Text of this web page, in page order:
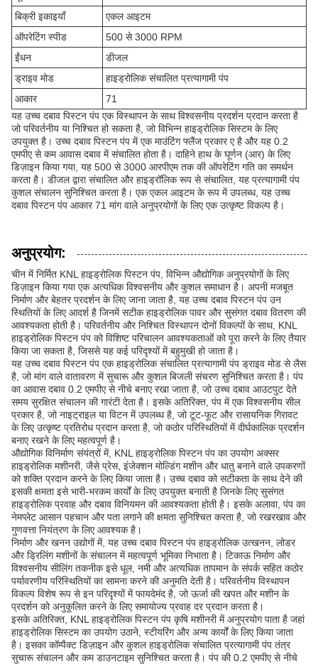
बिक्री इकाइयाँ
एकल आइटम
ऑपरेटिंग स्पीड
500 से 3000 RPM
ईंधन
डीजल
ड्राइव मोड
हाइड्रोलिक संचालित प्रत्यागामी पंप
आकार
71
यह उच्च दबाव पिस्टन पंप एक विस्थापन के साथ विश्वसनीय प्रदर्शन प्रदान करता है
जो परिवर्तनीय या निश्चित हो सकता है, जो विभिन्न हाइड्रोलिक सिस्टम के लिए
उपयुक्त है। उच्च दबाव पिस्टन पंप में एक माउंटिंग फ्लैंज प्रकार ए है और यह 0.2
एमपीए से कम आवास दबाव में संचालित होता है। दाहिने हाथ के घूर्णन (आर) के लिए
डिज़ाइन किया गया, यह 500 से 3000 आरपीएम तक की ऑपरेटिंग गति का समर्थन
करता है। डीजल द्वारा संचालित और हाइड्रॉलिक रूप से संचालित, यह प्रत्यागामी पंप
कुशल संचालन सुनिश्चित करता है। एक एकल आइटम के रूप में उपलब्ध, यह उच्च
दबाव पिस्टन पंप आकार 71 मांग वाले अनुप्रयोगों के लिए एक उत्कृष्ट विकल्प है।
अनुप्रयोग:
चीन में निर्मित KNL हाइड्रोलिक पिस्टन पंप, विभिन्न औद्योगिक अनुप्रयोगों के लिए
डिज़ाइन किया गया एक अत्यधिक विश्वसनीय और कुशल समाधान है। अपनी मजबूत
निर्माण और बेहतर प्रदर्शन के लिए जाना जाता है, यह उच्च दबाव पिस्टन पंप उन
स्थितियों के लिए आदर्श है जिनमें सटीक हाइड्रोलिक पावर और सुसंगत दबाव वितरण की
आवश्यकता होती है। परिवर्तनीय और निश्चित विस्थापन दोनों विकल्पों के साथ, KNL
हाइड्रोलिक पिस्टन पंप को विशिष्ट परिचालन आवश्यकताओं को पूरा करने के लिए तैयार
किया जा सकता है, जिससे यह कई परिदृश्यों में बहुमुखी हो जाता है।
यह उच्च दबाव पिस्टन पंप एक हाइड्रोलिक संचालित प्रत्यागामी पंप ड्राइव मोड से लैस
है, जो मांग वाले वातावरण में सुचारू और कुशल बिजली संचरण सुनिश्चित करता है। पंप
का आवास दबाव 0.2 एमपीए से नीचे बनाए रखा जाता है, जो उच्च दबाव आउटपुट देते
समय सुरक्षित संचालन की गारंटी देता है। इसके अतिरिक्त, पंप में एक विश्वसनीय सील
प्रकार है, जो नाइट्राइल या विटन में उपलब्ध है, जो टूट-फूट और रासायनिक गिरावट
के लिए उत्कृष्ट प्रतिरोध प्रदान करता है, जो कठोर परिस्थितियों में दीर्घकालिक प्रदर्शन
बनाए रखने के लिए महत्वपूर्ण है।
औद्योगिक विनिर्माण संयंत्रों में, KNL हाइड्रोलिक पिस्टन पंप का उपयोग अक्सर
हाइड्रोलिक मशीनरी, जैसे प्रेस, इंजेक्शन मोल्डिंग मशीन और धातु बनाने वाले उपकरणों
को शक्ति प्रदान करने के लिए किया जाता है। उच्च दबाव को सटीकता के साथ देने की
इसकी क्षमता इसे भारी-भरकम कार्यों के लिए उपयुक्त बनाती है जिनके लिए सुसंगत
हाइड्रोलिक प्रवाह और दबाव विनियमन की आवश्यकता होती है। इसके अलावा, पंप का
नेमप्लेट आसान पहचान और पता लगाने की क्षमता सुनिश्चित करता है, जो रखरखाव और
गुणवत्ता नियंत्रण के लिए आवश्यक है।
निर्माण और खनन उद्योगों में, यह उच्च दबाव पिस्टन पंप हाइड्रोलिक उत्खनन, लोडर
और ड्रिलिंग मशीनों के संचालन में महत्वपूर्ण भूमिका निभाता है। टिकाऊ निर्माण और
विश्वसनीय सीलिंग तकनीक इसे धूल, नमी और अत्यधिक तापमान के संपर्क सहित कठोर
पर्यावरणीय परिस्थितियों का सामना करने की अनुमति देती है। परिवर्तनीय विस्थापन
विकल्प विशेष रूप से इन परिदृश्यों में फायदेमंद है, जो ऊर्जा की खपत और मशीन के
प्रदर्शन को अनुकूलित करने के लिए समायोज्य प्रवाह दर प्रदान करता है।
इसके अतिरिक्त, KNL हाइड्रोलिक पिस्टन पंप कृषि मशीनरी में अनुप्रयोग पाता है जहां
हाइड्रोलिक सिस्टम का उपयोग उठाने, स्टीयरिंग और अन्य कार्यों के लिए किया जाता
है। इसका कॉम्पैक्ट डिज़ाइन और कुशल हाइड्रोलिक संचालित प्रत्यागामी पंप तंत्र
सुचारू संचालन और कम डाउनटाइम सुनिश्चित करता है। पंप की 0.2 एमपीए से नीचे